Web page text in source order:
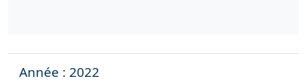
Année : 2022